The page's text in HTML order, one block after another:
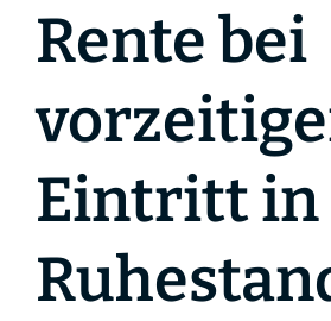
Rente bei
Eintritt in